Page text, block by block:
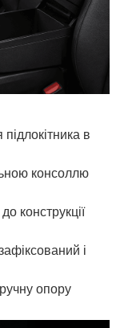
в
консоллю
конструкції
і
опору